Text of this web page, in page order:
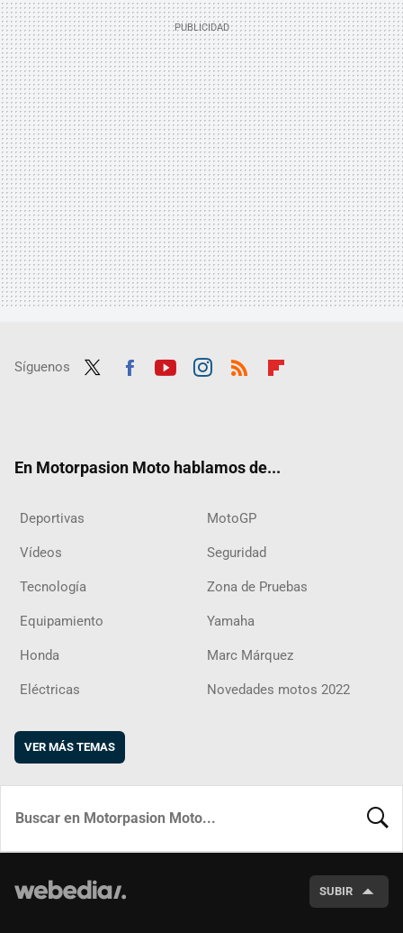
Síguenos
En Motorpasion Moto hablamos de...
Deportivas MotoGP
Vídeos Seguridad
Tecnología Zona de Pruebas
Equipamiento Yamaha
Honda Marc Márquez
Eléctricas Novedades motos 2022
VER MÁS TEMAS
SUBIR